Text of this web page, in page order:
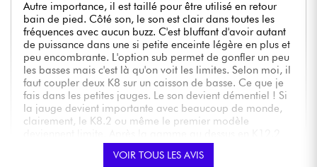
Autre importance, il est taillé pour être utilisé en retour
bain de pied. Côté son, le son est clair dans toutes les
fréquences avec aucun buzz. C'est bluffant d'avoir autant
de puissance dans une si petite enceinte légère en plus et
peu encombrante. L'option sub permet de gonfler un peu
les basses mais c'est là qu'on voit les limites. Selon moi, il
faut coupler deux K8 sur un caisson de basse. Ce que je
fais dans les petites jauges. Le son devient démentiel ! Si
la jauge devient importante avec beaucoup de monde,
clairement, le K8.2 ou même le premier modèle
permet de s'affranchir de ce problème.
Je dois dire que je suis content de cet achat.
VOIR TOUS LES AVIS